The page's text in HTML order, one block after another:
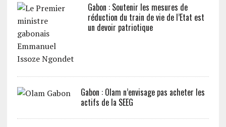
Gabon : Soutenir les mesures de
réduction du train de vie de l’Etat est
un devoir patriotique
Gabon : Olam n’envisage pas acheter les
actifs de la SEEG